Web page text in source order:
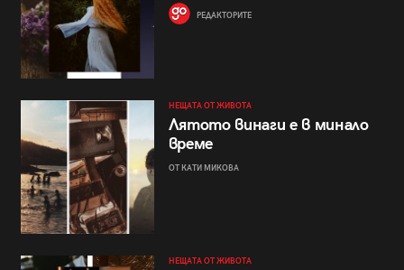
РЕДАКТОРИТЕ
НЕЩАТА ОТ ЖИВОТА
Лятото винаги е в минало
време
ОТ КАТИ МИКОВА
НЕЩАТА ОТ ЖИВОТА